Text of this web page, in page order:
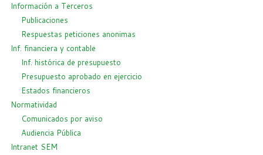
Información a Terceros
Publicaciones
Respuestas peticiones anonimas
Inf. financiera y contable
Inf. histórica de presupuesto
Presupuesto aprobado en ejercicio
Estados financieros
Normatividad
Comunicados por aviso
Audiencia Pública
Intranet SEM